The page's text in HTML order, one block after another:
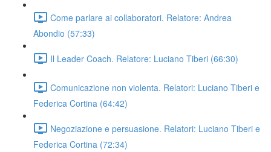
Come parlare ai collaboratori. Relatore: Andrea
Abondio (57:33)
Il Leader Coach. Relatore: Luciano Tiberi (66:30)
Comunicazione non violenta. Relatori: Luciano Tiberi e
Federica Cortina (64:42)
Negoziazione e persuasione. Relatori: Luciano Tiberi e
Federica Cortina (72:34)